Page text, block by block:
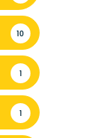
10
1
1